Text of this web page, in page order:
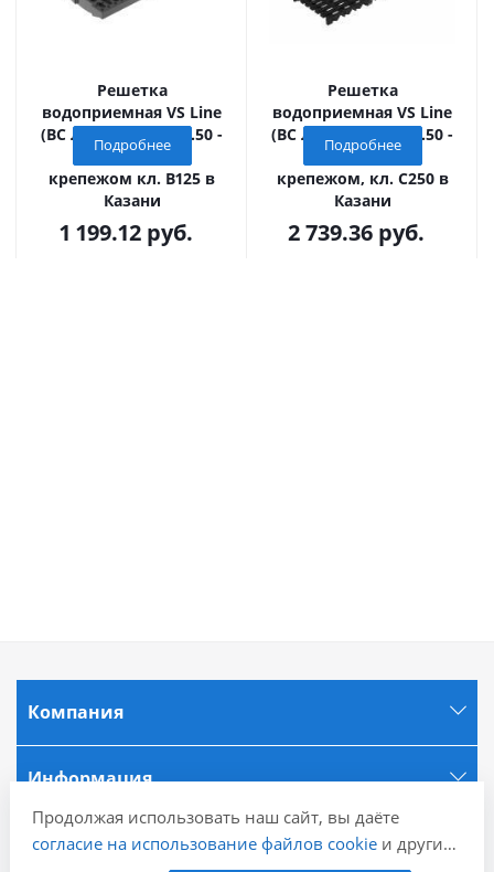
Решетка
водоприемная VS Line
(ВС Лайн) DN150.18.50 -
пластиковая, с
крепежом кл. B125 в
Казани
1 199.12руб.
Подробнее
Решетка
водоприемная VS Line
(ВС Лайн) DN150.18.50 -
чугунная ВЧ, с
крепежом, кл. С250 в
Казани
2 739.36 руб.
Подробнее
Компания
Информация
Города
Продолжая использовать наш сайт, вы даёте
согласие на использование файлов cookieи других